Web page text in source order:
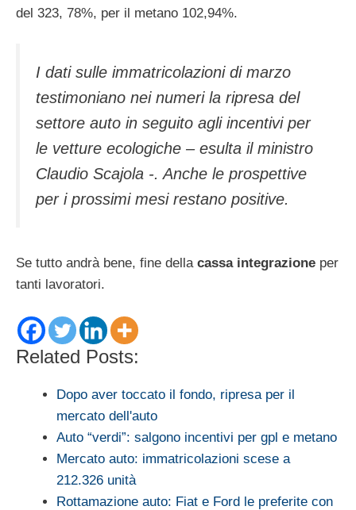
del 323, 78%, per il metano 102,94%.
I dati sulle immatricolazioni di marzo
testimoniano nei numeri la ripresa del
settore auto in seguito agli incentivi per
le vetture ecologiche – esulta il ministro
Claudio Scajola -. Anche le prospettive
per i prossimi mesi restano positive.
Se tutto andrà bene, fine della cassa integrazione per
tanti lavoratori.
Related Posts:
Dopo aver toccato il fondo, ripresa per il
mercato dell'auto
Auto “verdi”: salgono incentivi per gpl e metano
Mercato auto: immatricolazioni scese a
212.326 unità
Rottamazione auto: Fiat e Ford le preferite con